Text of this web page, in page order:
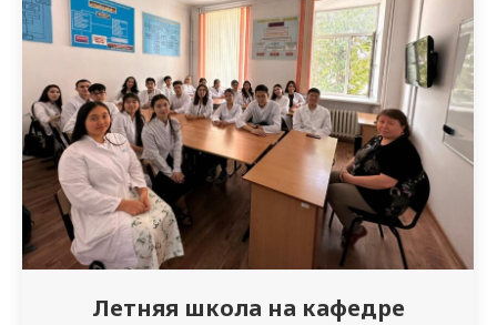
7М10112 Менеджмент в здравоохранении,
7М10104 Сестринское дело, 7M10114
Медико-профилактическое дело, 7M10115
Гигиена, 7M10116 Эпидемиология…
Летняя школа на кафедре